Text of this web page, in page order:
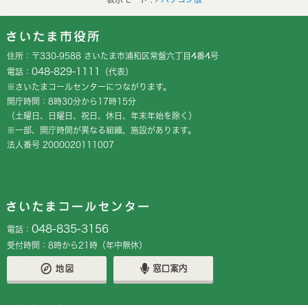
住所：〒330-9588 さいたま市浦和区常盤六丁目4番4号
電話： 048-829-1111
（代表）
※さいたまコールセンターにつながります。
開庁時間：8時30分から17時15分
（土曜日、日曜日、祝日、休日、年末年始を除く）
※一部、開庁時間が異なる組織、施設があります。
法人番号 2000020111007
電話： 048-835-3156
受付時間：8時から21時（年中無休）